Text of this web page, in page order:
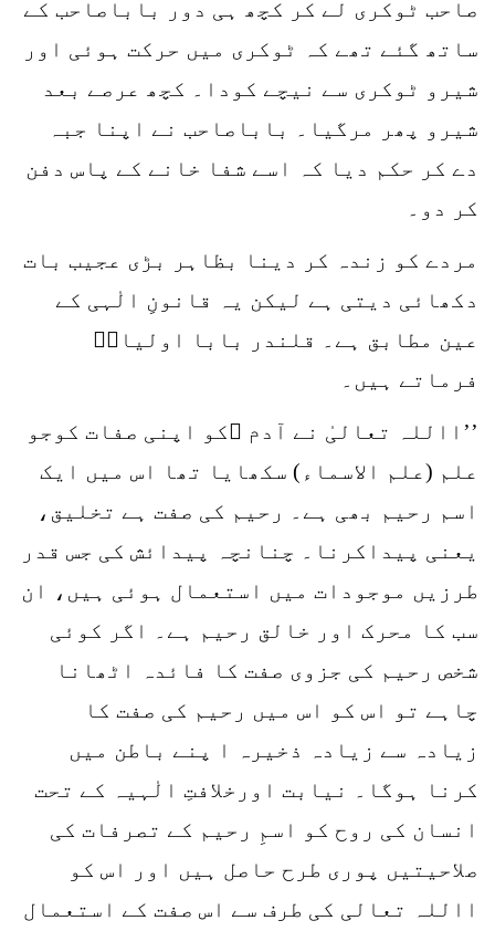
صاحب ٹوکری لے کر کچھ ہی دور باباصاحب کے
ساتھ گئے تھے کہ ٹوکری میں حرکت ہوئی اور
شیرو ٹوکری سے نیچے کودا۔ کچھ عرصے بعد
شیرو پھر مرگیا۔ باباصاحب نے اپنا جبہ
دے کر حکم دیا کہ اسے شفا خانے کے پاس دفن
کر دو۔
مردے کو زندہ کر دینا بظاہر بڑی عجیب بات
دکھائی دیتی ہے لیکن یہ قانونِ الٰہی کے
عین مطابق ہے۔ قلندر بابا اولیاءؒ
فرماتے ہیں۔
’’االلہ تعالیٰ نے آدم ؑکو اپنی صفات کوجو
علم (علم الاسماء) سکھایا تھا اس میں ایک
اسم رحیم بھی ہے۔ رحیم کی صفت ہے تخلیق،
یعنی پیداکرنا۔ چنانچہ پیدائش کی جس قدر
طرزیں موجودات میں استعمال ہوئی ہیں، ان
سب کا محرک اور خالق رحیم ہے۔ اگر کوئی
شخص رحیم کی جزوی صفت کا فائدہ اٹھانا
چاہے تو اس کو اس میں رحیم کی صفت کا
زیادہ سے زیادہ ذخیرہ ا پنے باطن میں
کرنا ہوگا۔ نیابت اورخلافتِ الٰہیہ کے تحت
انسان کی روح کو اسمِ رحیم کے تصرفات کی
صلاحیتیں پوری طرح حاصل ہیں اور اس کو
االلہ تعالی کی طرف سے اس صفت کے استعمال